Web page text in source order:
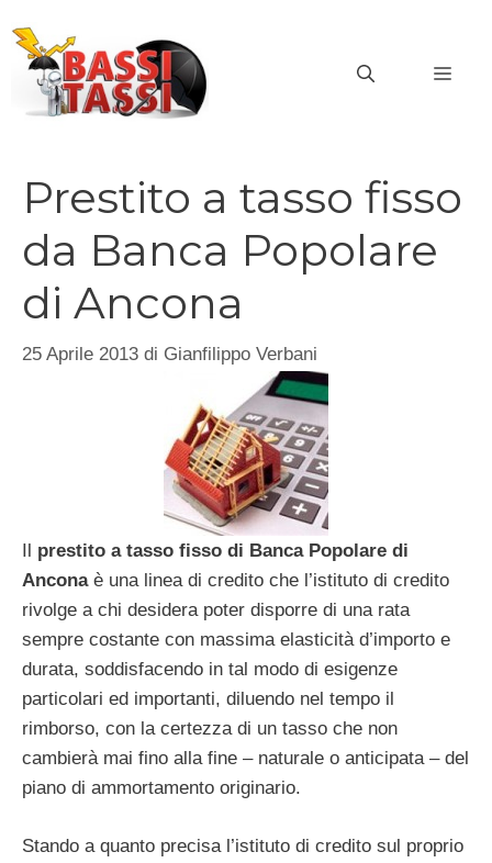
contenuto
Prestito a tasso fisso
da Banca Popolare
di Ancona
25 Aprile 2013 di Gianfilippo Verbani
Il prestito a tasso fisso di Banca Popolare di
Anconaè una linea di credito che l’istituto di credito
rivolge a chi desidera poter disporre di una rata
sempre costante con massima elasticità d’importo e
durata, soddisfacendo in tal modo di esigenze
particolari ed importanti, diluendo nel tempo il
rimborso, con la certezza di un tasso che non
cambierà mai fino alla fine – naturale o anticipata – del
piano di ammortamento originario.
Stando a quanto precisa l’istituto di credito sul proprio